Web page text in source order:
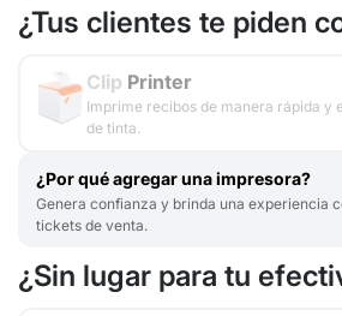
¿Tus clientes te piden
Clip Printer
Imprime recibos de manera rápida y
de tinta.
¿Por qué agregar una impresora?
Genera confianza y brinda una experiencia
tickets de venta.
¿Sin lugar para tu